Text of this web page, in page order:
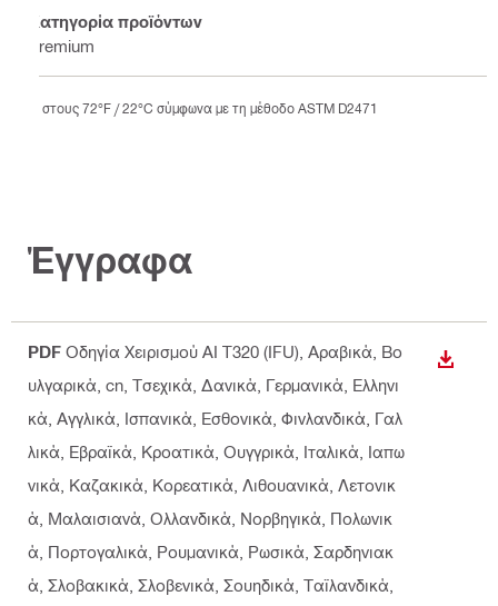
Κατηγορία προϊόντων
Premium
στους 72°F / 22°C σύμφωνα με τη μέθοδο ASTM D2471
Έγγραφα
PDF Οδηγία Χειρισμού AI T320 (IFU) , Αραβικά, Βο
υλγαρικά, cn, Τσεχικά, Δανικά, Γερμανικά, Ελληνι
κά, Αγγλικά, Ισπανικά, Εσθονικά, Φινλανδικά, Γαλ
λικά, Εβραϊκά, Κροατικά, Ουγγρικά, Ιταλικά, Ιαπω
νικά, Καζακικά, Κορεατικά, Λιθουανικά, Λετονικ
ά, Μαλαισιανά, Ολλανδικά, Νορβηγικά, Πολωνικ
ά, Πορτογαλικά, Ρουμανικά, Ρωσικά, Σαρδηνιακ
ά, Σλοβακικά, Σλοβενικά, Σουηδικά, Ταϊλανδικά,
ΛΉΨΗ